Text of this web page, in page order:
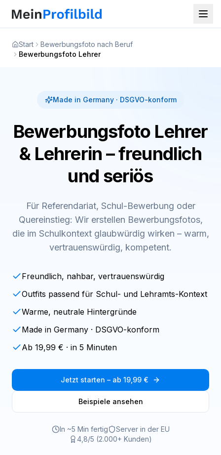
Start
Bewerbungsfoto nach Beruf
Bewerbungsfoto Lehrer
Made in Germany · DSGVO-konform
Bewerbungsfoto Lehrer
& Lehrerin – freundlich
und seriös
Für Referendariat, Schul-Bewerbung oder
Quereinstieg: Wir erstellen Bewerbungsfotos,
die im Schulkontext glaubwürdig wirken – warm,
vertrauenswürdig, kompetent.
Freundlich, nahbar, vertrauenswürdig
Outfits passend für Schul- und Lehramts-Kontext
Warme, neutrale Hintergründe
Made in Germany · DSGVO-konform
Ab 19,99 € · in 5 Minuten
Jetzt starten – ab 19,99 €
Beispiele ansehen
In ~5 Min fertig
Server in der EU
4,8/5 (2.000+ Kunden)